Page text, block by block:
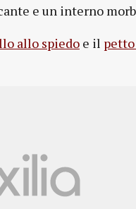
e un interno
allo spiedo e il